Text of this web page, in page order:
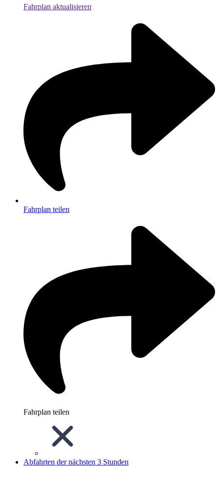
Fahrplan aktualisieren
Fahrplan teilen
Fahrplan teilen
Abfahrten der nächsten 3 Stunden